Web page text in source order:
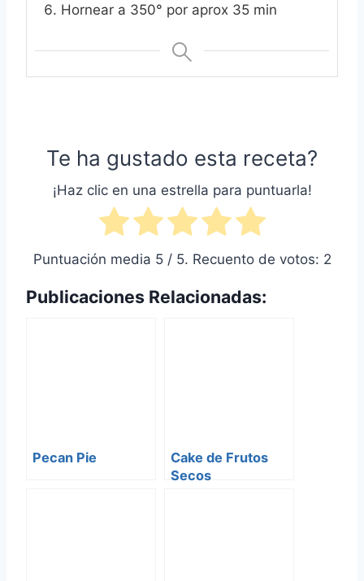
Hornear a 350° por aprox 35 min
Te ha gustado esta receta?
¡Haz clic en una estrella para puntuarla!
Puntuación media 5/ 5. Recuento de votos: 2
Publicaciones Relacionadas:
Pecan Pie
Cake de Frutos
Secos